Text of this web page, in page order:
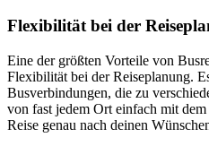
Flexibilität bei der
Eine der größten Vorteile von
Flexibilität bei der Reiseplanung.
Busverbindungen, die zu
von fast jedem Ort einfach mit
Reise genau nach deinen